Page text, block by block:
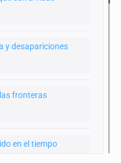
y desapariciones
fronteras
en el tiempo